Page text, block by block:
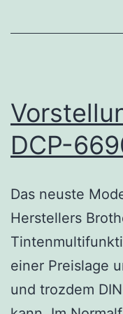
DCP-
Das neuste
Herstellers
einer Preislage
und trozdem